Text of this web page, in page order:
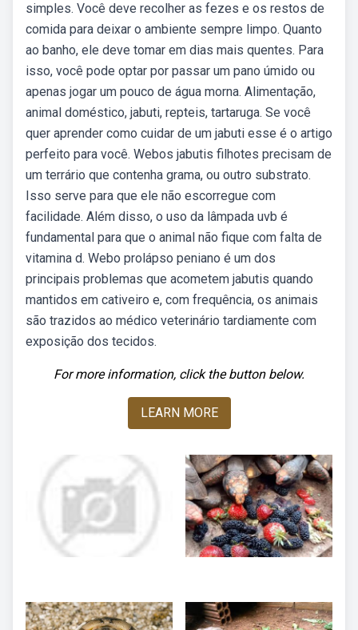
simples. Você deve recolher as fezes e os restos de
comida para deixar o ambiente sempre limpo. Quanto
ao banho, ele deve tomar em dias mais quentes. Para
isso, você pode optar por passar um pano úmido ou
apenas jogar um pouco de água morna. Alimentação,
animal doméstico, jabuti, repteis, tartaruga. Se você
quer aprender como cuidar de um jabuti esse é o artigo
perfeito para você. Webos jabutis filhotes precisam de
um terrário que contenha grama, ou outro substrato.
Isso serve para que ele não escorregue com
facilidade. Além disso, o uso da lâmpada uvb é
fundamental para que o animal não fique com falta de
vitamina d. Webo prolápso peniano é um dos
principais problemas que acometem jabutis quando
mantidos em cativeiro e, com frequência, os animais
são trazidos ao médico veterinário tardiamente com
exposição dos tecidos.
For more information, click the button below.
LEARN MORE